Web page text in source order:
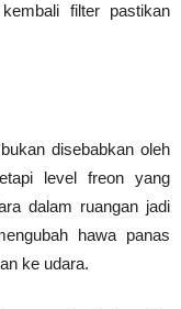
filter pastikan
disebabkan oleh
level freon yang
dalam ruangan jadi
hawa panas
ke udara.